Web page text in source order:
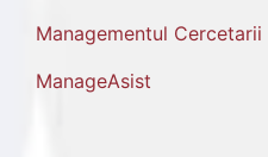
Managementul Cercetarii
ManageAsist